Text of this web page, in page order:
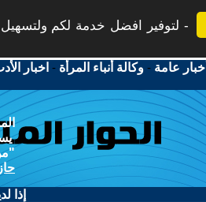
لتوفير افضل خدمة لكم
أخبار عامة -وكالة أنباء المرأة - اخبار
إذا